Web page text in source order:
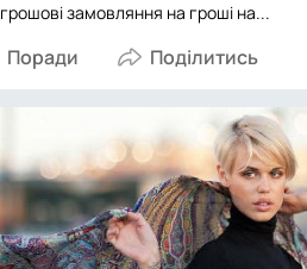
грошові замовляння на гроші на...
Поради